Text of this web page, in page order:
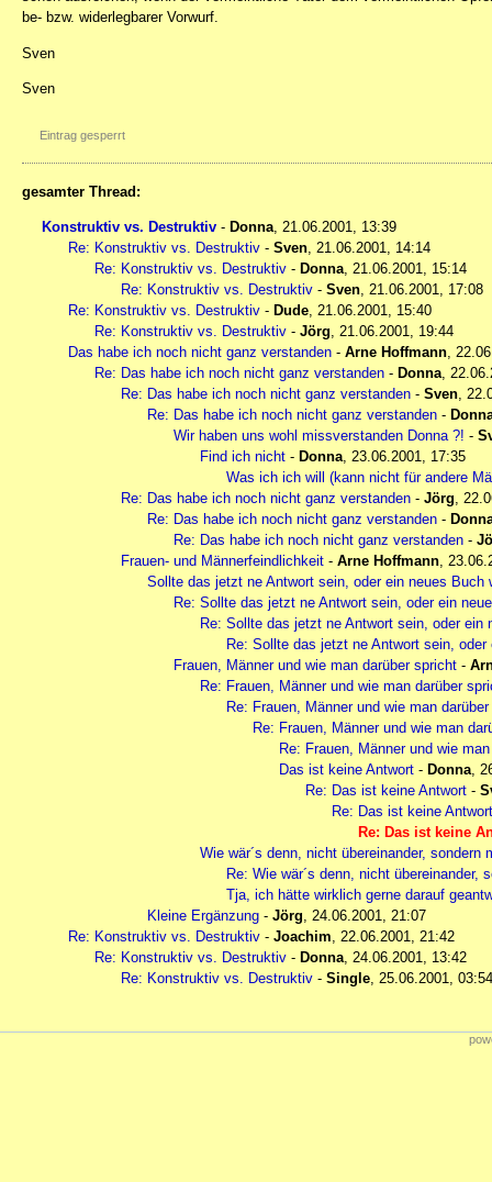
be- bzw. widerlegbarer Vorwurf.
Sven
Sven
Eintrag gesperrt
gesamter Thread:
Konstruktiv vs. Destruktiv - Donna 21.06.2001, 13:39
Re: Konstruktiv vs. Destruktiv - Sven 21.06.2001, 14:14
Re: Konstruktiv vs. Destruktiv - Donna 21.06.2001, 15:14
Re: Konstruktiv vs. Destruktiv - Sven 21.06.2001, 17:08
Re: Konstruktiv vs. Destruktiv - Dude 21.06.2001, 15:40
Re: Konstruktiv vs. Destruktiv - Jörg
21.06.2001, 19:44
Das habe ich noch nicht ganz verstanden - Arne Hoffmann
Re: Das habe ich noch nicht ganz verstanden - Donna
Re: Das habe ich noch nicht ganz verstanden - Sven
Re: Das habe ich noch nicht ganz verstanden -
Wir haben uns wohl missverstanden Donna ?! -
Find ich nicht - Donna 23.06.2001, 17:35
Was ich ich will (kann nicht für andere
Re: Das habe ich noch nicht ganz verstanden - Jörg
Re: Das habe ich noch nicht ganz verstanden -
Re: Das habe ich noch nicht ganz verstanden -
Frauen- und Männerfeindlichkeit - Arne Hoffmann
Sollte das jetzt ne Antwort sein, oder ein neues Buch
Re: Sollte das jetzt ne Antwort sein, oder ein
Re: Sollte das jetzt ne Antwort sein, oder ein
Re: Sollte das jetzt ne Antwort sein,
Frauen, Männer und wie man darüber spricht -
Re: Frauen, Männer und wie man darüber
Re: Frauen, Männer und wie man
Re: Frauen, Männer und wie man
Re: Frauen, Männer und wie
Das ist keine Antwort - Donna
Re: Das ist keine Antwort -
Re: Das ist keine Antwort
Re: Das ist keine
Wie wär´s denn, nicht übereinander, sondern
Re: Wie wär´s denn, nicht übereinander,
Tja, ich hätte wirklich gerne darauf
Kleine Ergänzung - Jörg
24.06.2001, 21:07
Re: Konstruktiv vs. Destruktiv - Joachim
22.06.2001, 21:42
Re: Konstruktiv vs. Destruktiv - Donna 24.06.2001, 13:42
Re: Konstruktiv vs. Destruktiv - Single 25.06.2001, 03:54